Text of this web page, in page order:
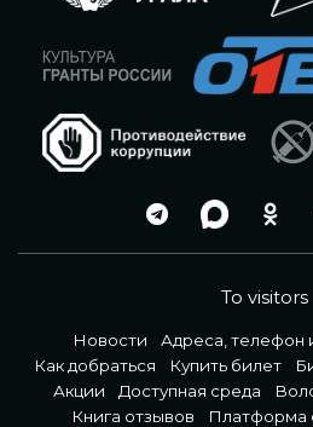
To visitors
Новости
Адреса, телефон
Как добраться
Купить билет
Акции
Доступная среда
Книга отзывов
Платформа